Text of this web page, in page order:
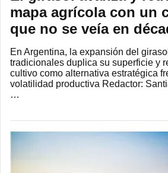
mapa agrícola con un
que no se veía en
En Argentina, la expansión del
tradicionales duplica su superficie y
cultivo como alternativa estratégica
volatilidad productiva Redactor:
…